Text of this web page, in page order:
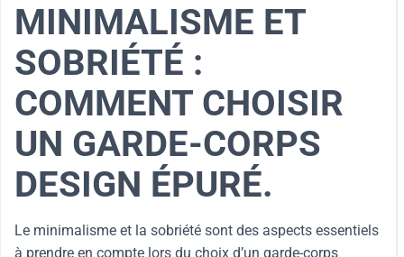
MINIMALISME ET
SOBRIÉTÉ :
COMMENT CHOISIR
UN GARDE-CORPS
DESIGN ÉPURÉ.
Le minimalisme et la sobriété sont des aspects essentiels
à prendre en compte lors du choix d’un garde-corps